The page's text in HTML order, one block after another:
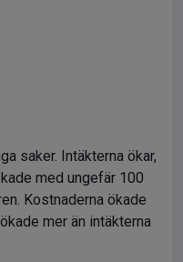
saker. Intäkterna ökar,
med ungefär 100
Kostnaderna ökade
mer än intäkterna